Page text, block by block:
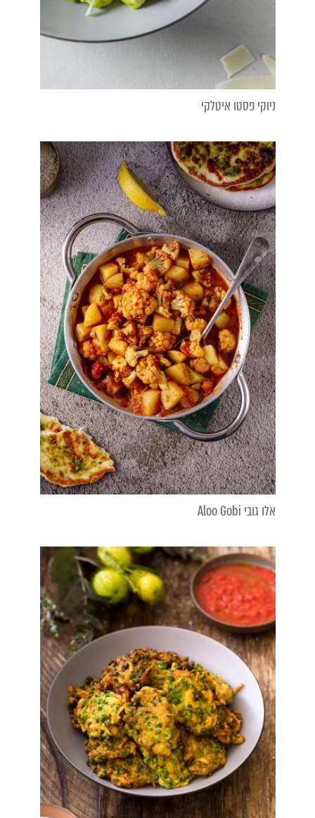
ניוקי פסטו איטלקי
אלו גובי Aloo Gobi